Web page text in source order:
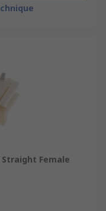
Straight Female